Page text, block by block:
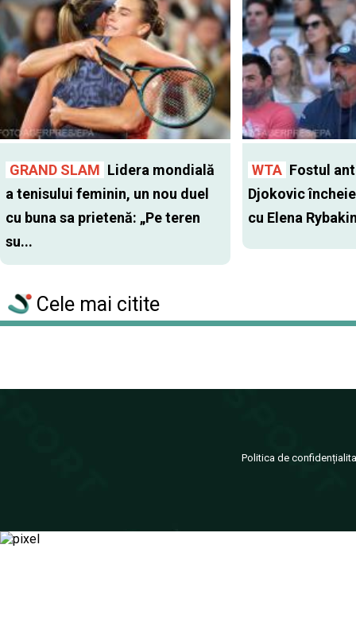
GRAND SLAM Lidera mondială
a tenisului feminin, un nou duel
cu buna sa prietenă: „Pe teren
su...
WTA Fostul
Djokovic
cu Elena
Cele mai citite
Politica de